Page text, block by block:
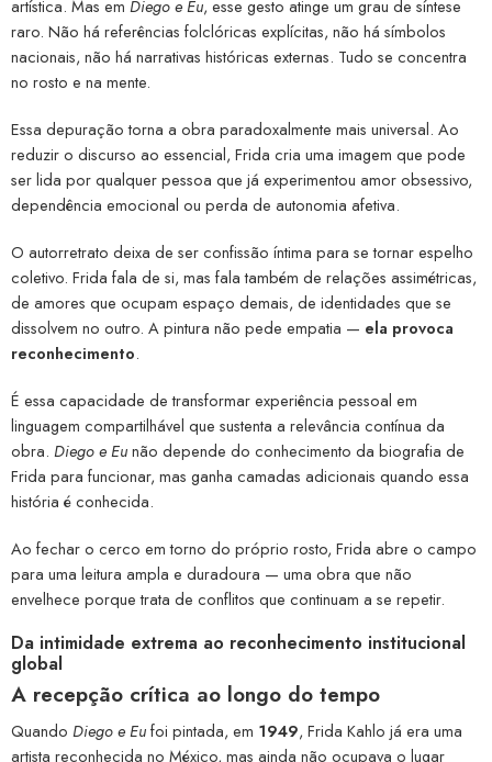
artística. Mas em Diego e Eu, esse gesto atinge um grau de síntese
raro. Não há referências folclóricas explícitas, não há símbolos
nacionais, não há narrativas históricas externas. Tudo se concentra
no rosto e na mente.
Essa depuração torna a obra paradoxalmente mais universal. Ao
reduzir o discurso ao essencial, Frida cria uma imagem que pode
ser lida por qualquer pessoa que já experimentou amor obsessivo,
dependência emocional ou perda de autonomia afetiva.
O autorretrato deixa de ser confissão íntima para se tornar espelho
coletivo. Frida fala de si, mas fala também de relações assimétricas,
de amores que ocupam espaço demais, de identidades que se
dissolvem no outro. A pintura não pede empatia — ela provoca
reconhecimento.
É essa capacidade de transformar experiência pessoal em
linguagem compartilhável que sustenta a relevância contínua da
obra. Diego e Eunão depende do conhecimento da biografia de
Frida para funcionar, mas ganha camadas adicionais quando essa
história é conhecida.
Ao fechar o cerco em torno do próprio rosto, Frida abre o campo
para uma leitura ampla e duradoura — uma obra que não
envelhece porque trata de conflitos que continuam a se repetir.
Da intimidade extrema ao reconhecimento institucional
global
A recepção crítica ao longo do tempo
Quando Diego e Eufoi pintada, em 1949, Frida Kahlo já era uma
artista reconhecida no México, mas ainda não ocupava o lugar